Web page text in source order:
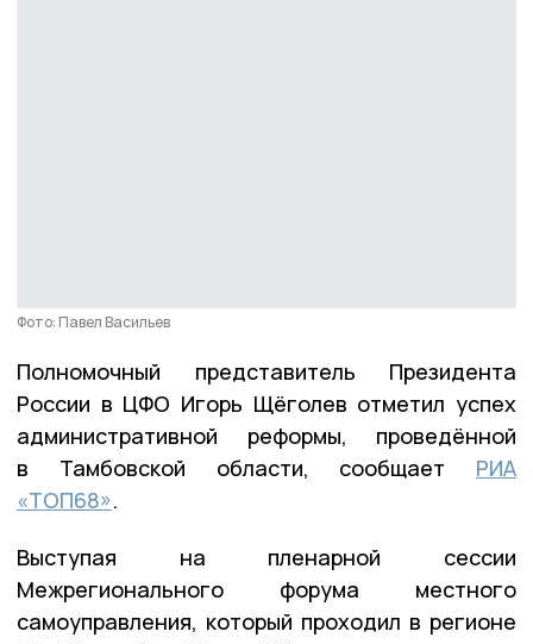
Фото: Павел Васильев
Полномочный представитель Президента
России в ЦФО Игорь Щёголев отметил успех
административной реформы, проведённой
в Тамбовской области, сообщает РИА
«ТОП68».
Выступая на пленарной сессии
Межрегионального форума местного
самоуправления, который проходил в регионе